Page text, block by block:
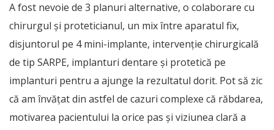
A fost nevoie de 3 planuri alternative, o colaborare cu
chirurgul și proteticianul, un mix între aparatul fix,
disjuntorul pe 4 mini-implante, intervenție chirurgicală
de tip SARPE, implanturi dentare și protetică pe
implanturi pentru a ajunge la rezultatul dorit. Pot să zic
că am învățat din astfel de cazuri complexe că răbdarea,
motivarea pacientului la orice pas și viziunea clară a